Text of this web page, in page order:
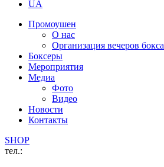
UA
Промоушен
О нас
Организация вечеров бокса
Боксеры
Мероприятия
Медиа
Фото
Видео
Новости
Контакты
SHOP
тел.: